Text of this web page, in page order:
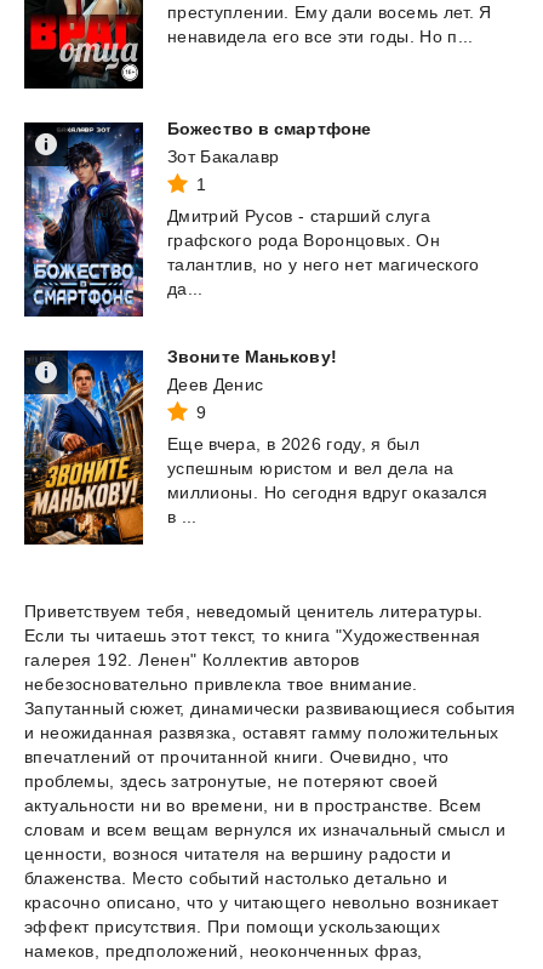
преступлении.
Ему дали восемь лет. Я
ненавидела его все эти годы. Но п...
Божество в смартфоне
Зот Бакалавр
1
Дмитрий Русов - старший слуга
графского рода Воронцовых. Он
талантлив, но у него нет магического
да...
Звоните Манькову!
Деев Денис
9
Еще вчера, в 2026 году, я был
успешным юристом и вел дела на
миллионы. Но сегодня вдруг оказался
в ...
Приветствуем тебя, неведомый ценитель литературы.
Если ты читаешь этот текст, то книга "Художественная
галерея 192. Ленен" Коллектив авторов
небезосновательно привлекла твое внимание.
Запутанный сюжет, динамически развивающиеся события
и неожиданная развязка, оставят гамму положительных
впечатлений от прочитанной книги. Очевидно, что
проблемы, здесь затронутые, не потеряют своей
актуальности ни во времени, ни в пространстве. Всем
словам и всем вещам вернулся их изначальный смысл и
ценности, вознося читателя на вершину радости и
блаженства. Место событий настолько детально и
красочно описано, что у читающего невольно возникает
эффект присутствия. При помощи ускользающих
намеков, предположений, неоконченных фраз,